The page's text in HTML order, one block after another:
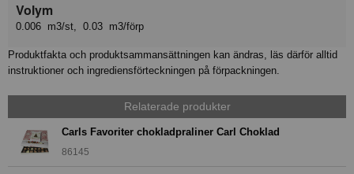
Volym
0.006 m3/st, 0.03 m3/förp
Produktfakta och produktsammansättningen kan ändras, läs därför alltid
instruktioner och ingrediensförteckningen på förpackningen.
Relaterade produkter
Carls Favoriter chokladpraliner Carl Choklad
86145